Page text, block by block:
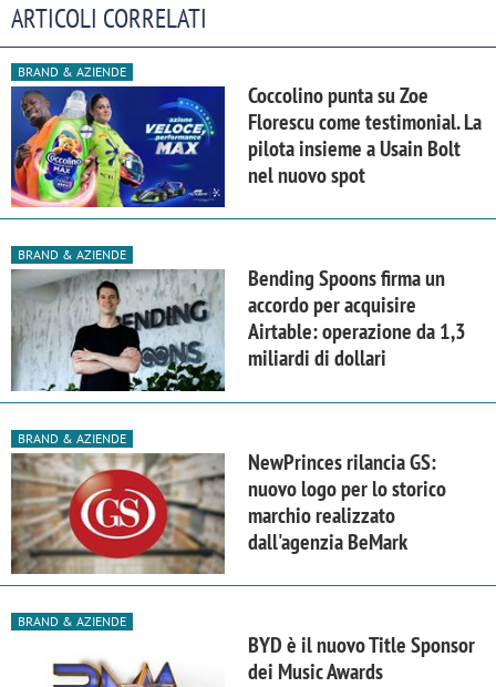
ARTICOLI CORRELATI
BRAND & AZIENDE
Coccolino punta su Zoe
Florescu come testimonial. La
pilota insieme a Usain Bolt
nel nuovo spot
BRAND & AZIENDE
Bending Spoons firma un
accordo per acquisire
Airtable: operazione da 1,3
miliardi di dollari
BRAND & AZIENDE
NewPrinces rilancia GS:
nuovo logo per lo storico
marchio realizzato
dall'agenzia BeMark
BRAND & AZIENDE
BYD è il nuovo Title Sponsor
dei Music Awards